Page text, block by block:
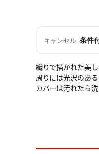
キャンセル 条件
織りで描かれた美
周りには光沢のあ
カバーは汚れたら